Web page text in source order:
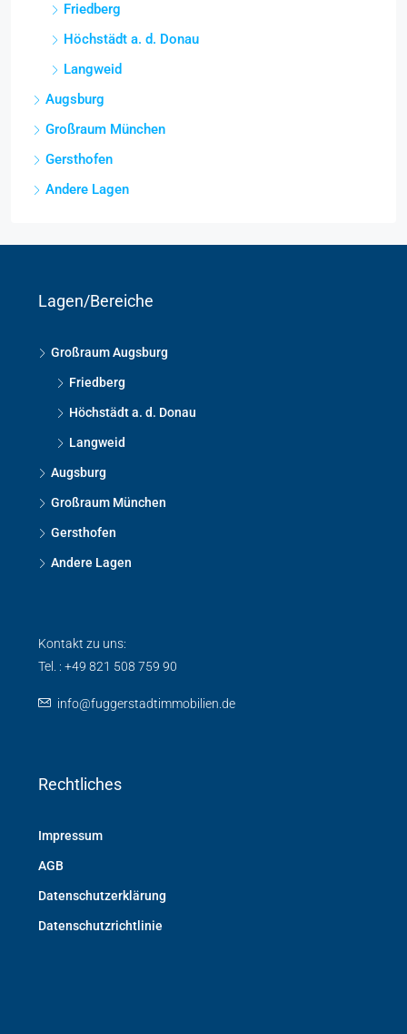
Friedberg
Höchstädt a. d. Donau
Langweid
Augsburg
Großraum München
Gersthofen
Andere Lagen
Lagen/Bereiche
Großraum Augsburg
Friedberg
Höchstädt a. d. Donau
Langweid
Augsburg
Großraum München
Gersthofen
Andere Lagen
Kontakt zu uns:
Tel. : +49 821 508 759 90
info@fuggerstadtimmobilien.de
Rechtliches
Impressum
AGB
Datenschutzerklärung
Datenschutzrichtlinie